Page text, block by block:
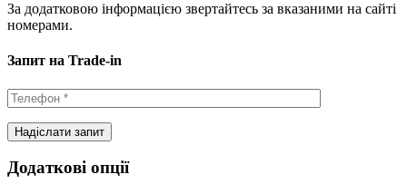
За додатковою інформацією звертайтесь за вказаними на сайті
номерами.
Запит на Trade-in
Додаткові опції